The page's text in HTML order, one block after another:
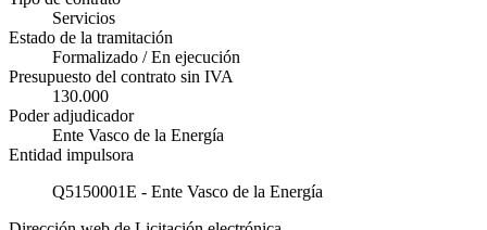
Servicios
Estado de la tramitación
Formalizado / En ejecución
Presupuesto del contrato sin IVA
130.000
Poder adjudicador
Ente Vasco de la Energía
Entidad impulsora
Q5150001E - Ente Vasco de la Energía